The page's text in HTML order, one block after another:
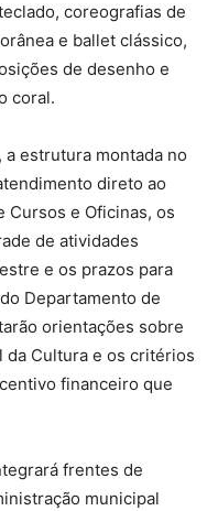
coreografias de
e ballet clássico,
de desenho e
coral.
a estrutura montada no
direto ao
Cursos e Oficinas, os
de atividades
e os prazos para
Departamento de
orientações sobre
da Cultura e os critérios
financeiro que
frentes de
municipal